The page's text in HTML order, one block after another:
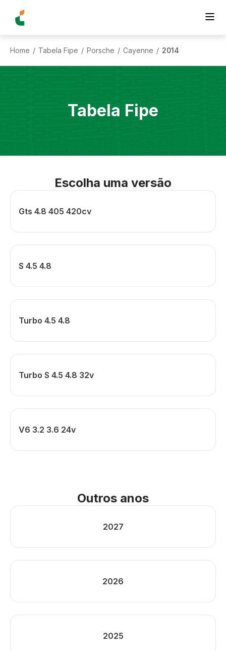
Home / Tabela Fipe / Porsche / Cayenne / 2014
Tabela Fipe
Escolha uma versão
Gts 4.8 405 420cv
S 4.5 4.8
Turbo 4.5 4.8
Turbo S 4.5 4.8 32v
V6 3.2 3.6 24v
Outros anos
2027
2026
2025